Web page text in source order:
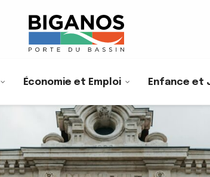
Économie et Emploi Enfance et